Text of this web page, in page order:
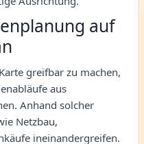
auf
greifbar zu machen,
aus
Anhand solcher
Netzbau,
ineinandergreifen.